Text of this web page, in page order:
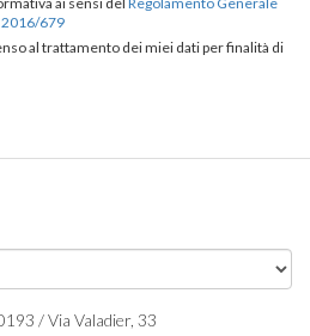
2016/679
al trattamento dei miei dati per finalità di
/ Via Valadier, 33